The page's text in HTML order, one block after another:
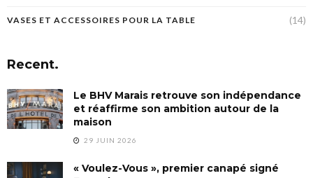
VASES ET ACCESSOIRES POUR LA TABLE (14)
Recent.
Le BHV Marais retrouve son indépendance
et réaffirme son ambition autour de la
maison
29 JUIN 2026
« Voulez-Vous », premier canapé signé